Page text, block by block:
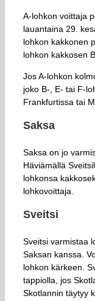
A-lohkon voittaja
lauantaina 29.
lohkon kakkonen
lohkon kakkosen
Jos A-lohkon
joko B-, E- tai F-
Frankfurtissa tai
Saksa
Saksa on jo
Häviämällä
lohkonsa
lohkovoittaja.
Sveitsi
Sveitsi varmistaa
Saksan kanssa.
lohkon kärkeen.
tappiolla, jos
Skotlannin täytyy